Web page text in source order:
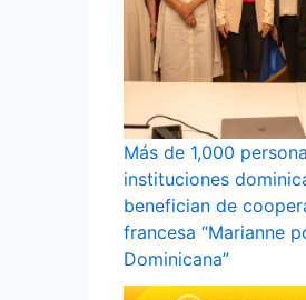
Más de 1,000
instituciones
benefician de
francesa “Marianne
Dominicana”